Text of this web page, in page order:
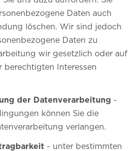
Daten auch
löschen. Wir sind jedoch
Daten zu
wir gesetzlich oder auf
berechtigten Interessen
der Datenverarbeitung -
können Sie die
verlangen.
- unter bestimmten